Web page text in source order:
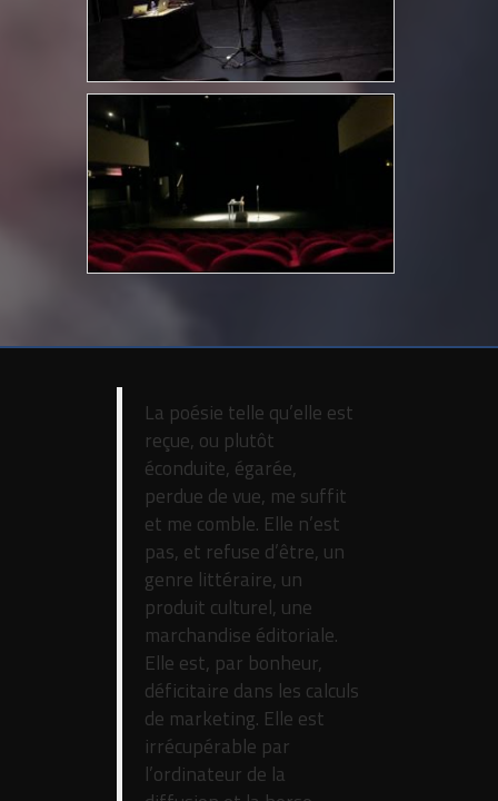
La poésie telle qu’elle est
reçue, ou plutôt
éconduite, égarée,
perdue de vue, me suffit
et me comble. Elle n’est
pas, et refuse d’être, un
genre littéraire, un
produit culturel, une
marchandise éditoriale.
Elle est, par bonheur,
déficitaire dans les calculs
de marketing. Elle est
irrécupérable par
l’ordinateur de la